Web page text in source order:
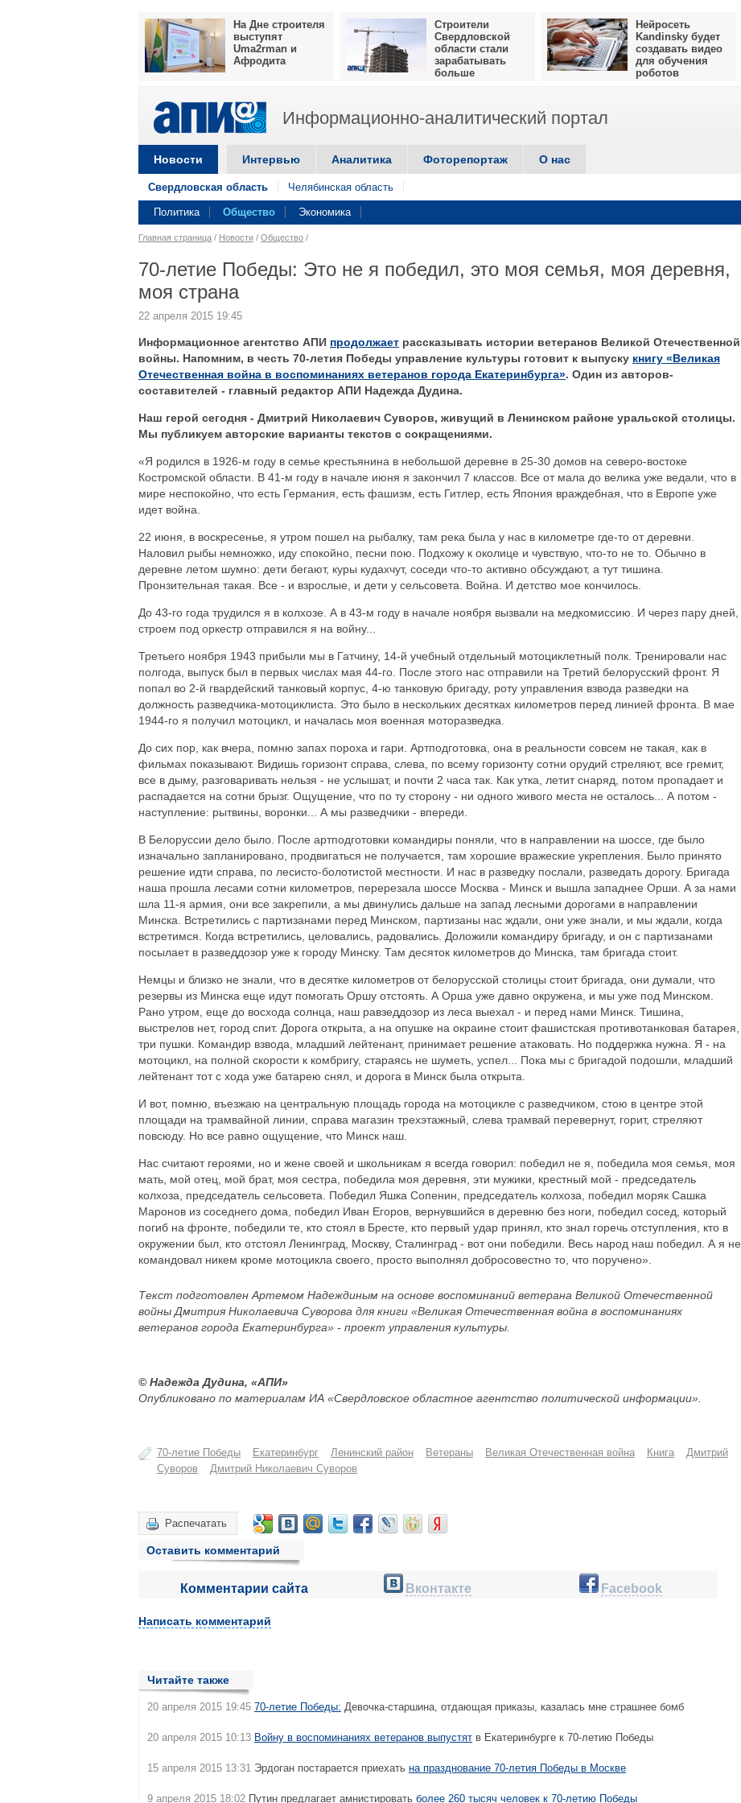
На Дне строителя
выступят
Uma2rman и
Афродита
Строители
Свердловской
области стали
зарабатывать
больше
Нейросеть
Kandinsky будет
создавать видео
для обучения
роботов
Информационно-аналитический портал
Новости Интервью Аналитика Фоторепортаж О нас
Свердловская область Челябинская область
Политика Общество Экономика
Главная страница / Новости / Общество /
70-летие Победы: Это не я победил, это моя семья, моя деревня,
моя страна
22 апреля 2015 19:45
Информационное агентство АПИ продолжает рассказывать истории ветеранов Великой Отечественной
войны. Напомним, в честь 70-летия Победы управление культуры готовит к выпуску книгу «Великая
Отечественная война в воспоминаниях ветеранов города Екатеринбурга». Один из авторов-
составителей - главный редактор АПИ Надежда Дудина.
Наш герой сегодня - Дмитрий Николаевич Суворов, живущий в Ленинском районе уральской столицы.
Мы публикуем авторские варианты текстов с сокращениями.
«Я родился в 1926-м году в семье крестьянина в небольшой деревне в 25-30 домов на северо-востоке
Костромской области. В 41-м году в начале июня я закончил 7 классов. Все от мала до велика уже ведали, что в
мире неспокойно, что есть Германия, есть фашизм, есть Гитлер, есть Япония враждебная, что в Европе уже
идет война.
22 июня, в воскресенье, я утром пошел на рыбалку, там река была у нас в километре где-то от деревни.
Наловил рыбы немножко, иду спокойно, песни пою. Подхожу к околице и чувствую, что-то не то. Обычно в
деревне летом шумно: дети бегают, куры кудахчут, соседи что-то активно обсуждают, а тут тишина.
Пронзительная такая. Все - и взрослые, и дети у сельсовета. Война. И детство мое кончилось.
До 43-го года трудился я в колхозе. А в 43-м году в начале ноября вызвали на медкомиссию. И через пару дней,
строем под оркестр отправился я на войну...
Третьего ноября 1943 прибыли мы в Гатчину, 14-й учебный отдельный мотоциклетный полк. Тренировали нас
полгода, выпуск был в первых числах мая 44-го. После этого нас отправили на Третий белорусский фронт. Я
попал во 2-й гвардейский танковый корпус, 4-ю танковую бригаду, роту управления взвода разведки на
должность разведчика-мотоциклиста. Это было в нескольких десятках километров перед линией фронта. В мае
1944-го я получил мотоцикл, и началась моя военная моторазведка.
До сих пор, как вчера, помню запах пороха и гари. Артподготовка, она в реальности совсем не такая, как в
фильмах показывают. Видишь горизонт справа, слева, по всему горизонту сотни орудий стреляют, все гремит,
все в дыму, разговаривать нельзя - не услышат, и почти 2 часа так. Как утка, летит снаряд, потом пропадает и
распадается на сотни брызг. Ощущение, что по ту сторону - ни одного живого места не осталось... А потом -
наступление: рытвины, воронки... А мы разведчики - впереди.
В Белоруссии дело было. После артподготовки командиры поняли, что в направлении на шоссе, где было
изначально запланировано, продвигаться не получается, там хорошие вражеские укрепления. Было принято
решение идти справа, по лесисто-болотистой местности. И нас в разведку послали, разведать дорогу. Бригада
наша прошла лесами сотни километров, перерезала шоссе Москва - Минск и вышла западнее Орши. А за нами
шла 11-я армия, они все закрепили, а мы двинулись дальше на запад лесными дорогами в направлении
Минска. Встретились с партизанами перед Минском, партизаны нас ждали, они уже знали, и мы ждали, когда
встретимся. Когда встретились, целовались, радовались. Доложили командиру бригаду, и он с партизанами
посылает в разведдозор уже к городу Минску. Там десяток километров до Минска, там бригада стоит.
Немцы и близко не знали, что в десятке километров от белорусской столицы стоит бригада, они думали, что
резервы из Минска еще идут помогать Оршу отстоять. А Орша уже давно окружена, и мы уже под Минском.
Рано утром, еще до восхода солнца, наш равзеддозор из леса выехал - и перед нами Минск. Тишина,
выстрелов нет, город спит. Дорога открыта, а на опушке на окраине стоит фашистская противотанковая батарея,
три пушки. Командир взвода, младший лейтенант, принимает решение атаковать. Но поддержка нужна. Я - на
мотоцикл, на полной скорости к комбригу, стараясь не шуметь, успел... Пока мы с бригадой подошли, младший
лейтенант тот с хода уже батарею снял, и дорога в Минск была открыта.
И вот, помню, въезжаю на центральную площадь города на мотоцикле с разведчиком, стою в центре этой
площади на трамвайной линии, справа магазин трехэтажный, слева трамвай перевернут, горит, стреляют
повсюду. Но все равно ощущение, что Минск наш.
Нас считают героями, но и жене своей и школьникам я всегда говорил: победил не я, победила моя семья, моя
мать, мой отец, мой брат, моя сестра, победила моя деревня, эти мужики, крестный мой - председатель
колхоза, председатель сельсовета. Победил Яшка Сопенин, председатель колхоза, победил моряк Сашка
Маронов из соседнего дома, победил Иван Егоров, вернувшийся в деревню без ноги, победил сосед, который
погиб на фронте, победили те, кто стоял в Бресте, кто первый удар принял, кто знал горечь отступления, кто в
окружении был, кто отстоял Ленинград, Москву, Сталинград - вот они победили. Весь народ наш победил. А я не
командовал никем кроме мотоцикла своего, просто выполнял добросовестно то, что поручено».
Текст подготовлен Артемом Надеждиным на основе воспоминаний ветерана Великой Отечественной
войны Дмитрия Николаевича Суворова для книги «Великая Отечественная война в воспоминаниях
ветеранов города Екатеринбурга» - проект управления культуры.
© Надежда Дудина, «АПИ»
Опубликовано по материалам ИА «Свердловское областное агентство политической информации».
70-летие Победы Екатеринбург Ленинский район Ветераны Великая Отечественная война Книга
Дмитрий
Суворов
Дмитрий Николаевич Суворов
Распечатать
Оставить комментарий
Комментарии сайта Вконтакте Facebook
Написать комментарий
Читайте также
20 апреля 2015 19:45 70-летие Победы: Девочка-старшина, отдающая приказы, казалась мне страшнее бомб
20 апреля 2015 10:13 Войну в воспоминаниях ветеранов выпустят в Екатеринбурге к 70-летию Победы
15 апреля 2015 13:31 Эрдоган постарается приехать на празднование 70-летия Победы в Москве
9 апреля 2015 18:02 Путин предлагает амнистировать более 260 тысяч человек к 70-летию Победы